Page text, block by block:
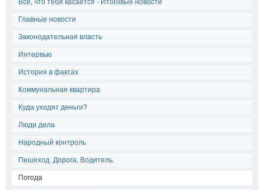
Все, что тебя касается - Итоговые новости
Главные новости
Законодательная власть
Интервью
История в фактах
Коммунальная квартира
Куда уходят деньги?
Люди дела
Народный контроль
Пешеход. Дорога. Водитель.
Погода